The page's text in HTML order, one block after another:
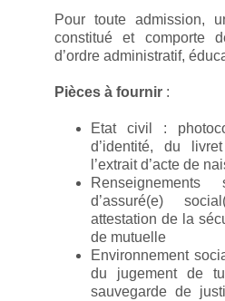
Pour toute admission,
constitué et comporte
d’ordre administratif,
Pièces à fournir :
Etat civil :
d’identité, du
l’extrait d’acte de
d’assuré(e)
attestation de la
de mutuelle
Environnement
du jugement de
sauvegarde de